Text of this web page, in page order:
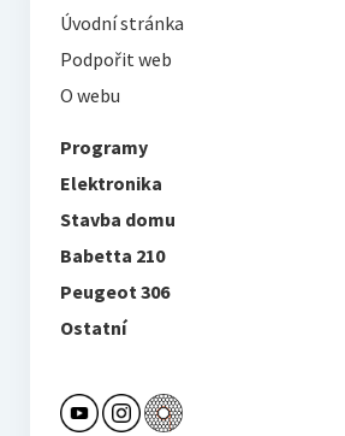
Úvodní stránka
Podpořit web
O webu
Programy
Elektronika
Stavba domu
Babetta 210
Peugeot 306
Ostatní